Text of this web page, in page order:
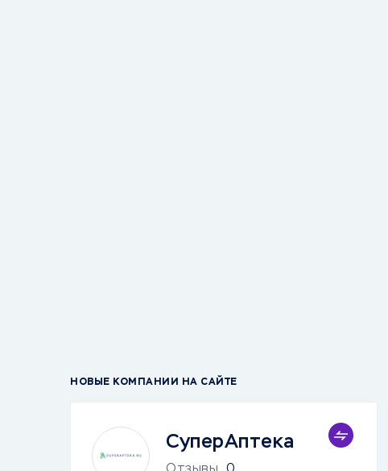
НОВЫЕ КОМПАНИИ НА САЙТЕ
СуперАптека